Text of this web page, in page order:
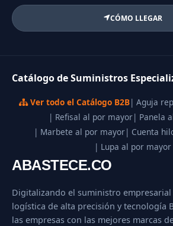
CÓMO LLEGAR
Catálogo de Suministros
Ver todo el Catálogo B2B| Aguja
| Refisal al por mayor| Panela
| Marbete al por mayor| Cuenta
| Lupa al por mayor
ABASTECE.CO
Digitalizando el suministro
logística de alta precisión y tecnología
las empresas con las mejores marcas